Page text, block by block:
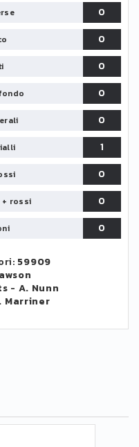
0
0
0
0
0
1
0
rossi
0
0
59909
- A. Nunn
Marriner